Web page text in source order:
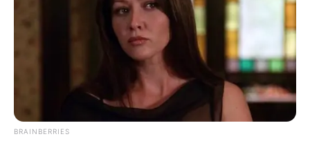
BRAINBERRIES